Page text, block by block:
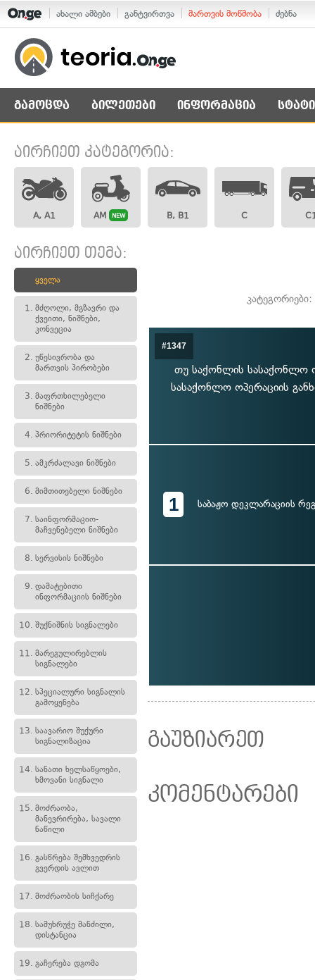
ახალი ამბები განტვირთვა მართვის მოწმობა ძებნა
გამოცდა ბილეთები ინფორმაცია
აირჩიეთ კატეგორია:
A, A1 AM NEW B, B1 C
აირჩიეთ თემა:
ყველა
1. მძღოლი, მგზავრი და
ქვეითი, ნიშნები,
კონვეცია
2. უწესივრობა და
მართვის პირობები
3. მაფრთხილებელი
ნიშნები
4. პრიორიტეტის ნიშნები
5. ამკრძალავი ნიშნები
6. მიმთითებელი ნიშნები
7. საინფორმაციო-
მაჩვენებელი ნიშნები
8. სერვისის ნიშნები
9. დამატებითი
ინფორმაციის ნიშნები
10. შუქნიშნის სიგნალები
11. მარეგულირებლის
სიგნალები
12. სპეციალური სიგნალის
გამოყენება
13. საავარიო შუქური
სიგნალიზაცია
14. სანათი ხელსაწყოები,
ხმოვანი სიგნალი
15. მოძრაობა,
მანევრირება, სავალი
ნაწილი
16. გასწრება შემხვედრის
გვერდის ავლით
17. მოძრაობის სიჩქარე
18. სამუხრუჭე მანძილი,
დისტანცია
19. გაჩერება დგომა
კატეგორიები:
#1347
თუ საქონლის სასაქონლო
სასაქონლო ოპერაციის
1 საბაჟო დეკლარაციის
გაუზიარეთ
კომენტარები